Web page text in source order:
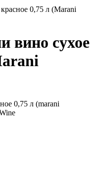
0,75 л (Marani
вино сухое